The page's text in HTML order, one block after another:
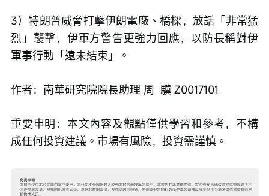
3）特朗普威脅打擊伊朗電廠、橋樑，放話「非常猛
烈」襲擊，伊軍方警告更強力回應，以防長稱對伊
軍事行動「遠未結束」。
作者：南華研究院院長助理 周  驥 Z0017101
重要申明：本文內容及觀點僅供學習和參考，不構
成任何投資建議。市場有風險，投資需謹慎。